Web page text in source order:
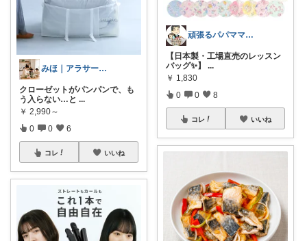
みほ｜アラサー主婦｜共働き｜2児育児中
クローゼットがパンパンで、も
う入らない…と ...
￥ 2,990～
0 0 6
コレ いいね
頑張るパパママ応援隊@育児・子供用品紹介
【日本製・工場直売のレッスン
バッグ✨】 ...
￥ 1,830
0 0 8
コレ いいね